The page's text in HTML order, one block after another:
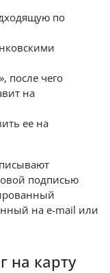
по
после чего
на
ее на
подписью
на e-mail или
на карту